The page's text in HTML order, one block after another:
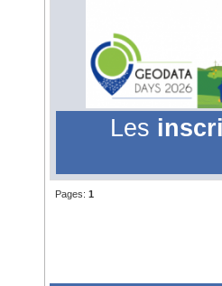
Les
Pages: 1